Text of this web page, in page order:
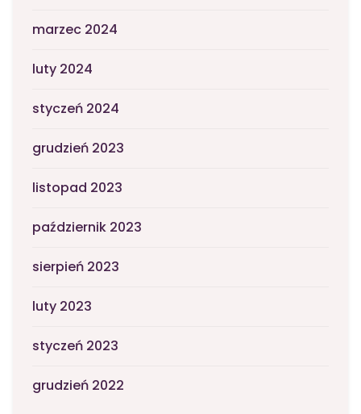
marzec 2024
luty 2024
styczeń 2024
grudzień 2023
listopad 2023
październik 2023
sierpień 2023
luty 2023
styczeń 2023
grudzień 2022